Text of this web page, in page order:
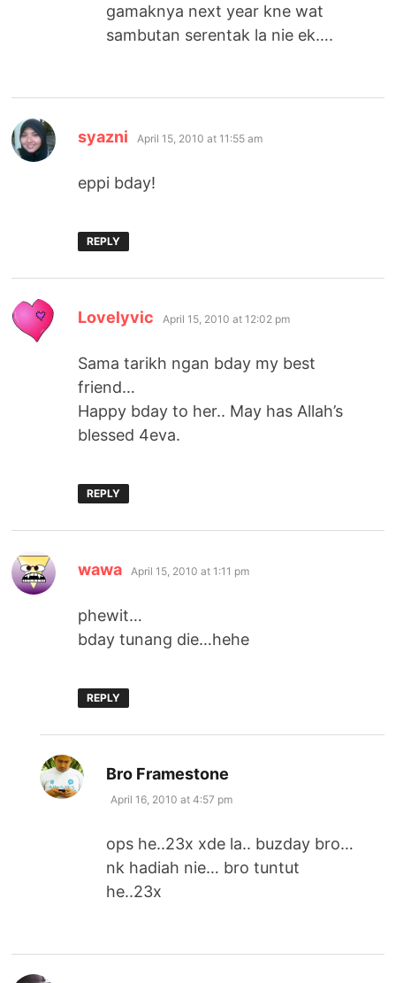
gamaknya next year kne wat
sambutan serentak la nie ek….
syazni says:
April 15, 2010 at 11:55 am
eppi bday!
REPLY
Lovelyvic says:
April 15, 2010 at 12:02 pm
Sama tarikh ngan bday my best
friend…
Happy bday to her.. May has Allah’s
blessed 4eva.
REPLY
wawa says:
April 15, 2010 at 1:11 pm
phewit…
bday tunang die…hehe
REPLY
Bro Framestone
April 16, 2010 at 4:57 pm
ops he..23x xde la.. buzday bro…
nk hadiah nie… bro tuntut
he..23x